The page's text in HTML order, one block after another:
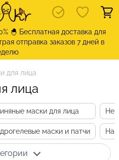
🐣 Бесплатная доставка для
отправка заказов 7 дней в
для лица
лица
маски для лица
маски и патчи